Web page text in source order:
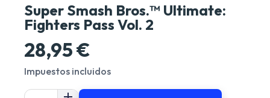
Super Smash Bros.™ Ultimate:
Fighters Pass Vol. 2
28,95 €
Impuestos incluidos